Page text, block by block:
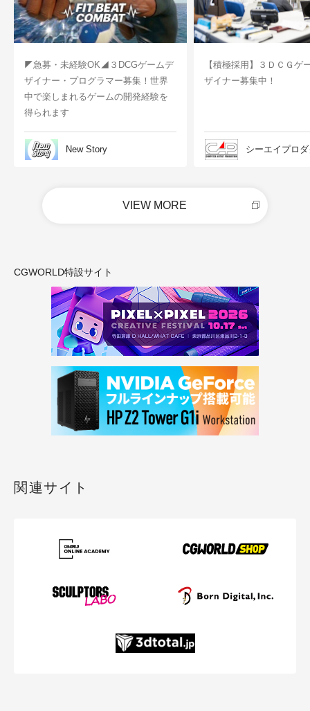
◤急募・未経験OK◢３DCGゲームデ
ザイナー・プログラマー募集！世界
中で楽しまれるゲームの開発経験を
得られます
New Story
【積極採用】３ＤＣＧゲ
ザイナー募集中！
シーエイプロ
VIEW MORE
CGWORLD特設サイト
関連サイト